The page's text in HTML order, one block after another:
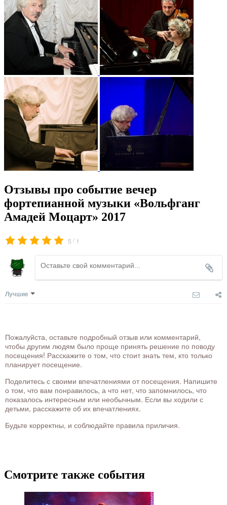
Отзывы про событие вечер
фортепианной музыки «Вольфганг
Амадей Моцарт» 2017
5 / 1
Лучшие
Пожалуйста, оставьте подробный отзыв или комментарий,
чтобы другим людям было проще принять решение по поводу
посещения! Расскажите о том, что стоит знать тем, кто только
планирует посещение.
Поделитесь с своими впечатлениями от посещения. Напишите
о том, что вам понравилось, а что нет, что запомнилось, что
показалось интересным или необычным. Если вы ходили с
детьми, расскажите об их впечатлениях.
Будьте корректны, и соблюдайте правила приличия.
Смотрите также события